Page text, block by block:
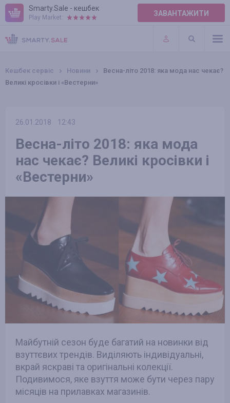
Smarty.Sale - кешбек
Play Market: ЗАВАНТАЖИТИ
ПРАВИЛА
ПЛАГІНИ
Кешбек сервіс Новини
Весна-літо 2018: яка мода нас чекає?
Великі кросівки і «Вестерни»
26.01.2018 12:43
Весна-літо 2018: яка мода
нас чекає? Великі кросівки і
«Вестерни»
Майбутній сезон буде багатий на новинки від
взуттєвих трендів. Виділяють індивідуальні,
вкрай яскраві та оригінальні колекції.
Подивимося, яке взуття може бути через пару
місяців на прилавках магазинів.